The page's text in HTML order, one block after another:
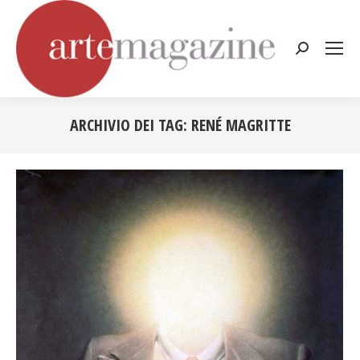
Cerca:
ARCHIVIO DEI TAG: RENÉ MAGRITTE